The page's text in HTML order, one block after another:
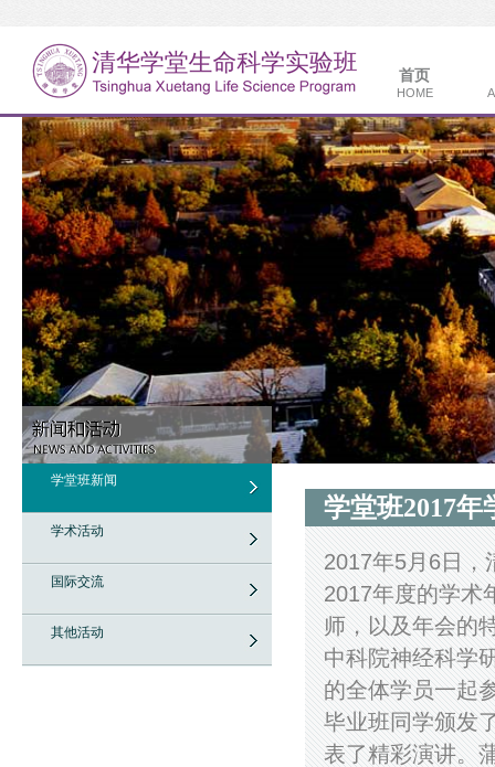
首页
HOME
学堂班新闻
学术活动
国际交流
其他活动
学堂班2017年
2017年5月6日，
2017年度的学术
师，以及年会的
中科院神经科学
的全体学员一起
毕业班同学颁发
表了精彩演讲。